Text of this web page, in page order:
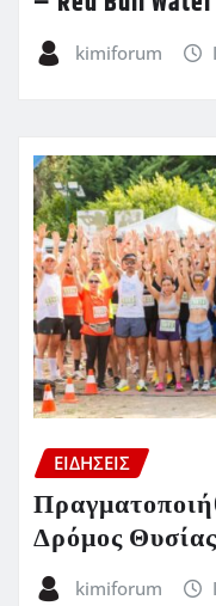
kimiforum
ΕΙΔΗΣΕΙΣ
Δρόμος
kimiforum